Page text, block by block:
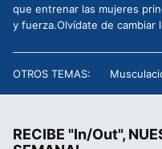
que entrenar las mujeres
y fuerza.Olvídate de cambiar
OTROS TEMAS:
RECIBE "In/Out",